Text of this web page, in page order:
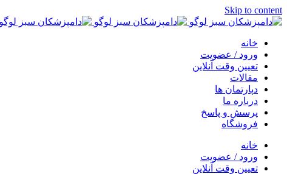
Skip to content
خانه
ورود / عضویت
تعیین وقت آنلاین
مقالات
دپارتمان ها
درباره ما
پرسش و پاسخ
فروشگاه
خانه
ورود / عضویت
تعیین وقت آنلاین